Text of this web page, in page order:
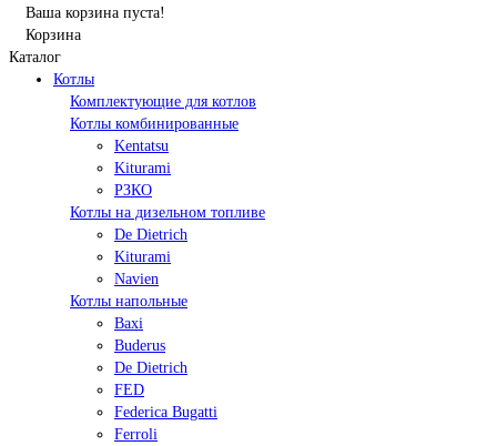
Ваша корзина пуста!
Корзина
Каталог
Котлы
Комплектующие для котлов
Котлы комбинированные
Kentatsu
Kiturami
РЗКО
Котлы на дизельном топливе
De Dietrich
Kiturami
Navien
Котлы напольные
Baxi
Buderus
De Dietrich
FED
Federica Bugatti
Ferroli